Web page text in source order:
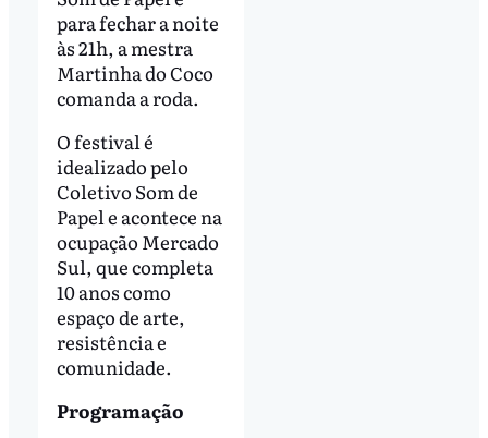
para fechar a noite
às 21h, a mestra
Martinha do Coco
comanda a roda.
O festival é
idealizado pelo
Coletivo Som de
Papel e acontece na
ocupação Mercado
Sul, que completa
10 anos como
espaço de arte,
resistência e
comunidade.
Programação